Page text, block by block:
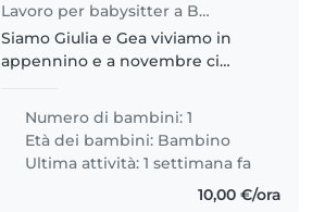
Lavoro per babysitter a Bologna
Siamo Giulia e Gea viviamo in
appennino e a novembre ci
nostra gatta Missy Io Giulia ho 38
anni sono psicoterapeuta e
credo molto nella rete come
Numero di bambini: 1
Età dei bambini: Bambino
Ultima attività: 1 settimana fa
10,00 €/ora